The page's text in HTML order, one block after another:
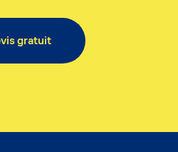
gratuit